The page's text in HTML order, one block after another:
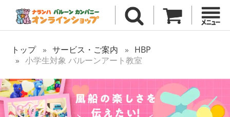
トップ サービス・ご案内
HBP
小学生対象 バルーンアート教室